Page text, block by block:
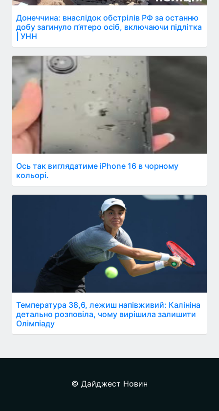
Донеччина: внаслідок обстрілів РФ за останню
добу загинуло п’ятеро осіб, включаючи підлітка
| УНН
Ось так виглядатиме iPhone 16 в чорному
кольорі.
Температура 38,6, лежиш напівживий: Калініна
детально розповіла, чому вирішила залишити
Олімпіаду
© Дайджест Новин